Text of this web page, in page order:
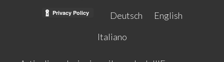
Deutsch
English
Italiano